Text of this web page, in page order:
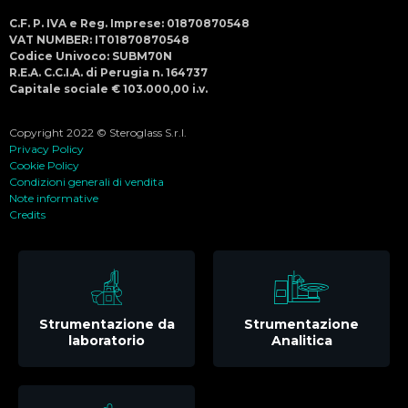
C.F. P. IVA e Reg. Imprese: 01870870548
VAT NUMBER: IT01870870548
Codice Univoco: SUBM70N
R.E.A. C.C.I.A. di Perugia n. 164737
Capitale sociale € 103.000,00 i.v.
Copyright 2022 © Steroglass S.r.l.
Privacy Policy
Cookie Policy
Condizioni generali di vendita
Note informative
Credits
Strumentazione da
laboratorio
Strumentazione
Analitica